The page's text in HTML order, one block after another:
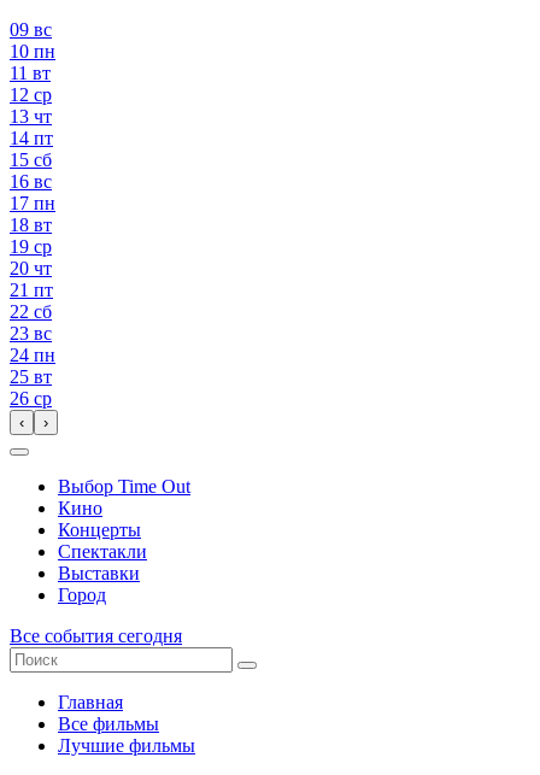
09 вс
10 пн
11 вт
12 ср
13 чт
14 пт
15 сб
16 вс
17 пн
18 вт
19 ср
20 чт
21 пт
22 сб
23 вс
24 пн
25 вт
26 ср
‹ ›
Выбор Time Out
Кино
Концерты
Спектакли
Выставки
Город
Все события сегодня
Главная
Все фильмы
Лучшие фильмы